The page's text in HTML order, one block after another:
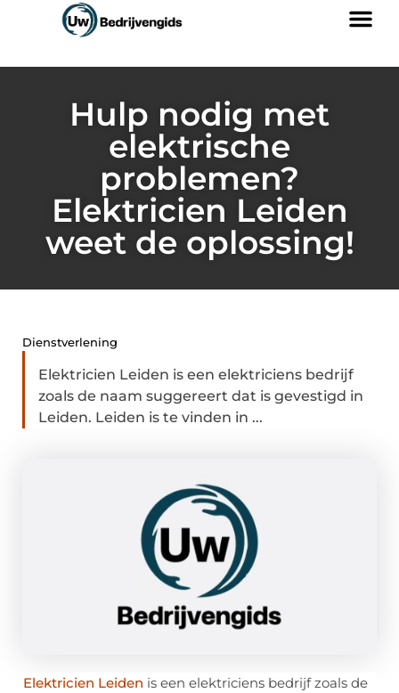
Hulp nodig met
elektrische
problemen?
Elektricien Leiden
weet de oplossing!
Dienstverlening
Elektricien Leiden is een elektriciens bedrijf
zoals de naam suggereert dat is gevestigd in
Leiden. Leiden is te vinden in ...
Elektricien Leiden is een elektriciens bedrijf zoals de